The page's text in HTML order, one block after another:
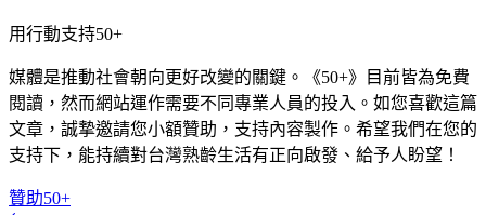
用行動支持50+
媒體是推動社會朝向更好改變的關鍵。《50+》目前皆為免費
閱讀，然而網站運作需要不同專業人員的投入。如您喜歡這篇
文章，誠摯邀請您小額贊助，支持內容製作。希望我們在您的
支持下，能持續對台灣熟齡生活有正向啟發、給予人盼望！
贊助50+